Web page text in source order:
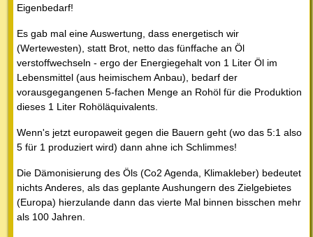
Eigenbedarf!
Es gab mal eine Auswertung, dass energetisch wir
(Wertewesten), statt Brot, netto das fünffache an Öl
verstoffwechseln - ergo der Energiegehalt von 1 Liter Öl im
Lebensmittel (aus heimischem Anbau), bedarf der
vorausgegangenen 5-fachen Menge an Rohöl für die Produktion
dieses 1 Liter Rohöläquivalents.
Wenn's jetzt europaweit gegen die Bauern geht (wo das 5:1 also
5 für 1 produziert wird) dann ahne ich Schlimmes!
Die Dämonisierung des Öls (Co2 Agenda, Klimakleber) bedeutet
nichts Anderes, als das geplante Aushungern des Zielgebietes
(Europa) hierzulande dann das vierte Mal binnen bisschen mehr
als 100 Jahren.